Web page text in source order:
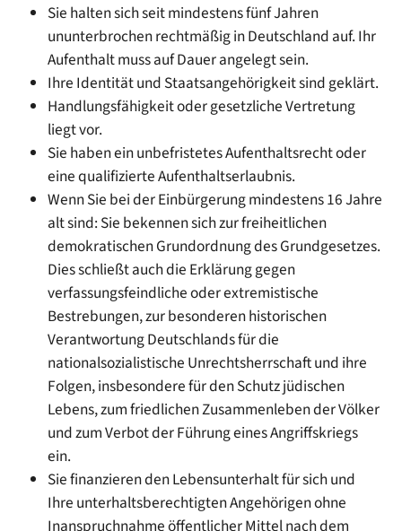
Sie halten sich seit mindestens fünf Jahren
ununterbrochen rechtmäßig in Deutschland auf. Ihr
Aufenthalt muss auf Dauer angelegt sein.
Ihre Identität und Staatsangehörigkeit sind geklärt.
Handlungsfähigkeit oder gesetzliche Vertretung
liegt vor.
Sie haben ein unbefristetes Aufenthaltsrecht oder
eine qualifizierte Aufenthaltserlaubnis.
Wenn Sie bei der Einbürgerung mindestens 16 Jahre
alt sind: Sie bekennen sich zur freiheitlichen
demokratischen Grundordnung des Grundgesetzes.
Dies schließt auch die Erklärung gegen
verfassungsfeindliche oder extremistische
Bestrebungen, zur besonderen historischen
Verantwortung Deutschlands für die
nationalsozialistische Unrechtsherrschaft und ihre
Folgen, insbesondere für den Schutz jüdischen
Lebens, zum friedlichen Zusammenleben der Völker
und zum Verbot der Führung eines Angriffskriegs
ein.
Sie finanzieren den Lebensunterhalt für sich und
Ihre unterhaltsberechtigten Angehörigen ohne
Inanspruchnahme öffentlicher Mittel nach dem